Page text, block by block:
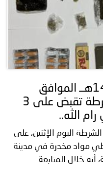
فلسطين ـ 1446/06/08هــ الموافق
2024/12/10 م - الشرطة تقبض على 3
الله..
اليوم الإثنين، على
مواد مخدرة في مدينة
أنه خلال المتابعة